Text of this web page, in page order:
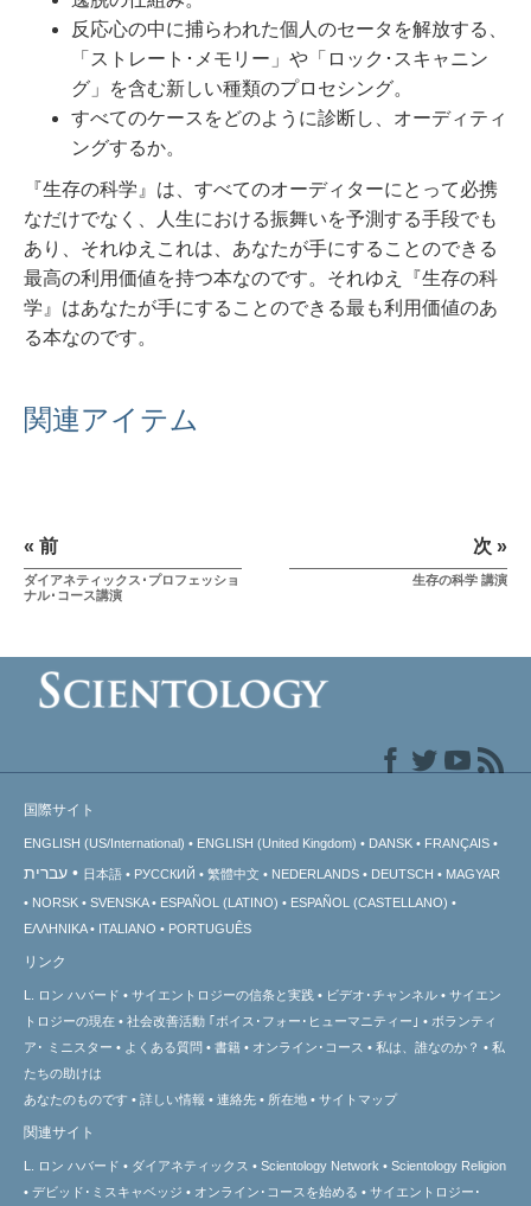
反応心の中に捕らわれた個人のセータを解放する、
「ストレート･メモリー」や「ロック･スキャニン
グ」を含む新しい種類のプロセシング。
すべてのケースをどのように診断し、オーディティ
ングするか。
『生存の科学』は、すべてのオーディターにとって必携
なだけでなく、人生における振舞いを予測する手段でも
あり、それゆえこれは、あなたが手にすることのできる
最高の利用価値を持つ本なのです。 それゆえ『生存の科
学』はあなたが手にすることのできる最も利用価値のあ
る本なのです。
関連アイテム
« 前
ダイアネティックス･プロフェッショ
ナル･コース講演
次 »
生存の科学 講演
国際サイト
ENGLISH (US/International) ENGLISH (United Kingdom) DANSK FRANÇAIS
עברית 日本語 РУССКИЙ 繁體中文 NEDERLANDS DEUTSCH
MAGYAR
NORSK
SVENSKA ESPAÑOL (LATINO)
ESPAÑOL (CASTELLANO)
ΕΛΛΗΝΙΚA
ITALIANO PORTUGUÊS
リンク
L. ロン ハバード サイエントロジーの信条と実践 ビデオ･チャンネル
サイエン
トロジーの現在 社会改善活動 ｢ボイス･フォー･ヒューマニティー｣
ボランティ
ア･
ミニスター よくある質問 書籍 オンライン･コース 私は、誰なのか？
私
たちの助けは
あなたのものです
詳しい情報 連絡先 所在地 サイトマップ
関連サイト
L. ロン ハバード ダイアネティックス Scientology Network
Scientology Religion
デビッド･ミスキャベッジ
オンライン･コースを始める サイエントロジー･